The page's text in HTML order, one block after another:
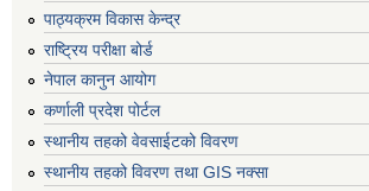
पाठ्यक्रम विकास केन्द्र
राष्ट्रिय परीक्षा बोर्ड
नेपाल कानुन आयोग
कर्णाली प्रदेश पोर्टल
स्थानीय तहको वेवसाईटको विवरण
स्थानीय तहको विवरण तथा GIS नक्सा